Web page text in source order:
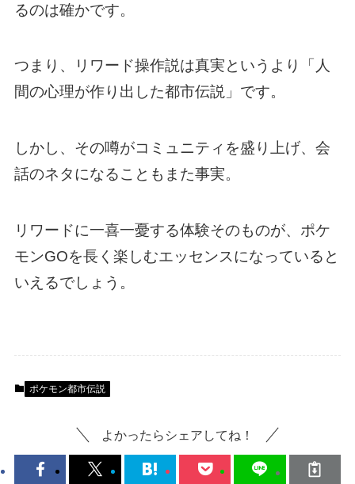
るのは確かです。
つまり、リワード操作説は真実というより「人
間の心理が作り出した都市伝説」です。
しかし、その噂がコミュニティを盛り上げ、会
話のネタになることもまた事実。
リワードに一喜一憂する体験そのものが、ポケ
モンGOを長く楽しむエッセンスになっていると
いえるでしょう。
ポケモン都市伝説
よかったらシェアしてね！